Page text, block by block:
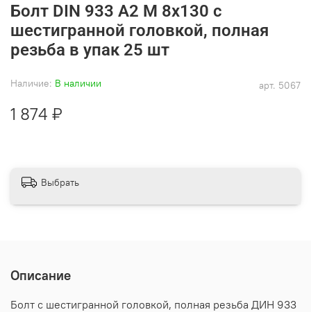
арт. 5067
Наличие: В наличии
Болт DIN 933 А2 M 8х130 с
шестигранной головкой, полная
резьба в упак 25 шт
1 874 ₽
Выбрать
Описание
Болт с шестигранной головкой, полная резьба ДИН 933